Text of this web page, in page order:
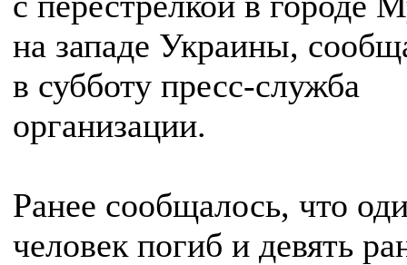
на западе Украины,
в субботу пресс-служба
организации.
Ранее сообщалось, что
человек погиб и девять